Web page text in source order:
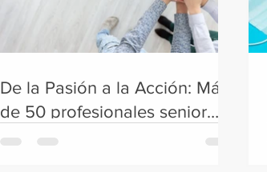
De la Pasión a la Acción: Más
de 50 profesionales senior